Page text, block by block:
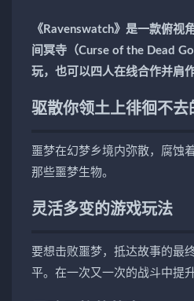
《Ravenswatch》是一款俯
间冥寺（Curse of the Dead
玩，也可以四人在线合作并肩作
驱散你领土上徘徊不去
噩梦在幻梦乡境内弥散，腐蚀
那些噩梦生物。
灵活多变的游戏玩法
要想击败噩梦，抵达故事的最
平。在一次又一次的战斗中提